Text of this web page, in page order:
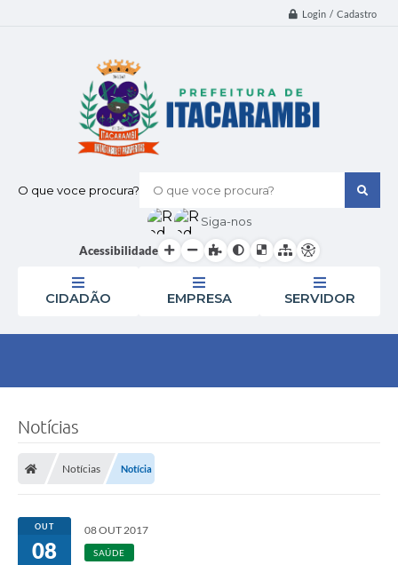
Login / Cadastro
O que voce procura?
Siga-nos
Acessibilidade
CIDADÃO EMPRESA SERVIDOR
Notícias
Notícias Notícia
OUT
08
08 OUT 2017
SAÚDE